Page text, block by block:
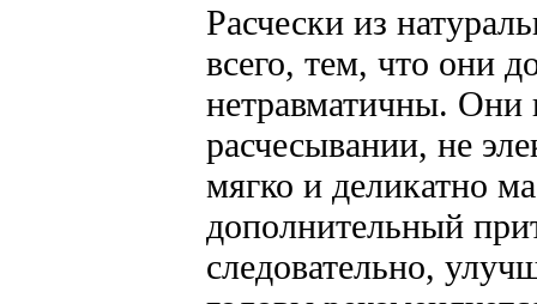
Расчески из
всего, тем, что они
нетравматичны. Они
расчесывании, не
мягко и деликатно
дополнительный
следовательно,